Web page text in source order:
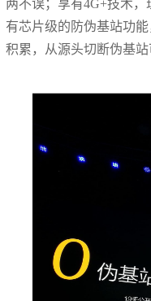
两不误；享有4G+技术，
有芯片级的防伪基站功
积累，从源头切断伪基站